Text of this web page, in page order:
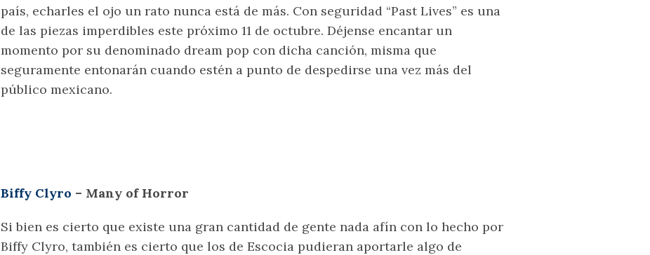
país, echarles el ojo un rato nunca está de más. Con seguridad “Past Lives” es una
de las piezas imperdibles este próximo 11 de octubre. Déjense encantar un
momento por su denominado dream pop con dicha canción, misma que
seguramente entonarán cuando estén a punto de despedirse una vez más del
público mexicano.
Biffy Clyro – Many of Horror
Si bien es cierto que existe una gran cantidad de gente nada afín con lo hecho por
Biffy Clyro, también es cierto que los de Escocia pudieran aportarle algo de